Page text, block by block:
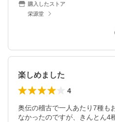
購入したストア
栄源堂
楽しめました
4
奥伝の稽古で一人あたり7種も
なかったのですが、きんとん4